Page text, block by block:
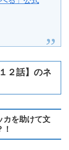
２話】のネ
カを助けて文